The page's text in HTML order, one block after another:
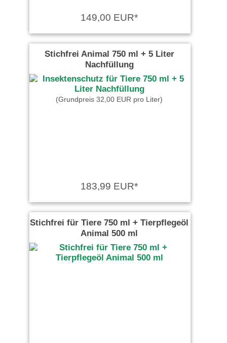
149,00 EUR*
Stichfrei Animal 750 ml + 5 Liter
Nachfüllung
(Grundpreis 32,00 EUR pro Liter)
183,99 EUR*
Stichfrei für Tiere 750 ml + Tierpflegeöl
Animal 500 ml